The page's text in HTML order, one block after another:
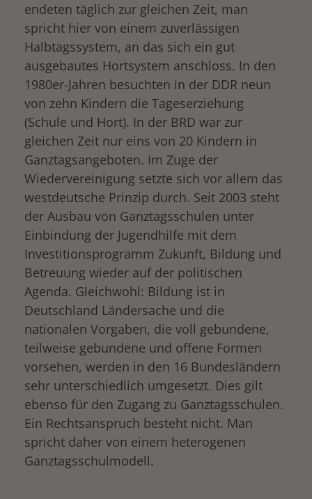
endeten täglich zur gleichen Zeit, man
spricht hier von einem zuverlässigen
Halbtagssystem, an das sich ein gut
ausgebautes Hortsystem anschloss. In den
1980er-Jahren besuchten in der DDR neun
von zehn Kindern die Tageserziehung
(Schule und Hort). In der BRD war zur
gleichen Zeit nur eins von 20 Kindern in
Ganztagsangeboten. Im Zuge der
Wiedervereinigung setzte sich vor allem das
westdeutsche Prinzip durch. Seit 2003 steht
der Ausbau von Ganztagsschulen unter
Einbindung der Jugendhilfe mit dem
Investitionsprogramm Zukunft, Bildung und
Betreuung wieder auf der politischen
Agenda. Gleichwohl: Bildung ist in
Deutschland Ländersache und die
nationalen Vorgaben, die voll gebundene,
teilweise gebundene und offene Formen
vorsehen, werden in den 16 Bundesländern
sehr unterschiedlich umgesetzt. Dies gilt
ebenso für den Zugang zu Ganztagsschulen.
Ein Rechtsanspruch besteht nicht. Man
spricht daher von einem heterogenen
Ganztagsschulmodell.